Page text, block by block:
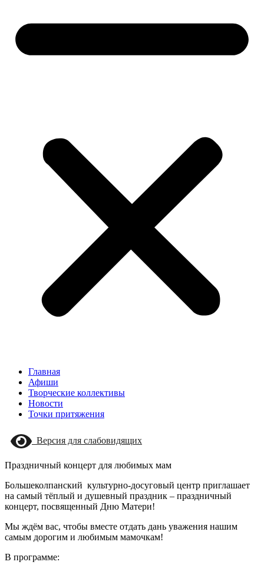
Главная
Афиши
Творческие коллективы
Новости
Точки притяжения
Версия для слабовидящих
Праздничный концерт для любимых мам
Большеколпанский культурно-досуговый центр приглашает
на самый тёплый и душевный праздник – праздничный
концерт, посвященный Дню Матери!
Мы ждём вас, чтобы вместе отдать дань уважения нашим
самым дорогим и любимым мамочкам!
В программе: